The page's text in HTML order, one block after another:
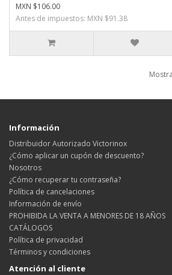
MXN $106.00
Antes de impuestos: MXN $91.38
Información
Distribuidor Autorizado Victorinox
¿Cómo aplicar un cupón de descuento?
Nosotros
¿Cómo recuperar tu contraseña?
Política de cancelaciones
Información de envío
PROHIBIDA LA VENTA A MENORES DE 18 AÑOS
CATÁLOGOS
Política de privacidad
Términos y condiciones
Atención al cliente